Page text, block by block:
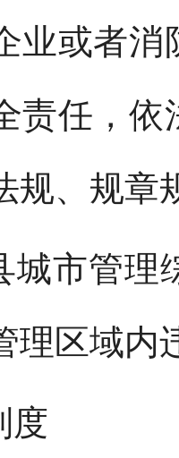
业或者
责任，
规、规章
城市管
理区域内
度